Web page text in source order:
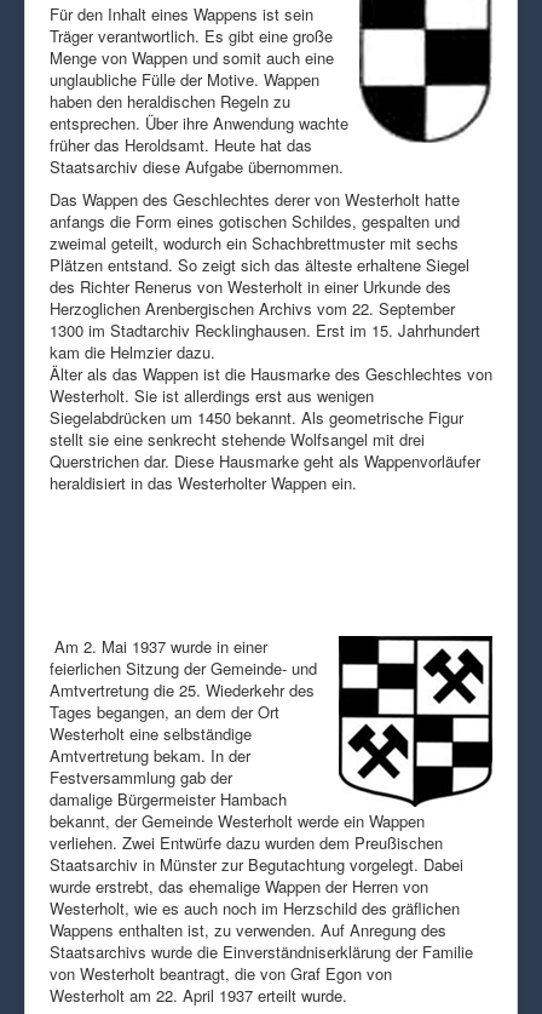
Für den Inhalt eines Wappens ist sein
Träger verantwortlich. Es gibt eine große
Menge von Wappen und somit auch eine
unglaubliche Fülle der Motive. Wappen
haben den heraldischen Regeln zu
entsprechen. Über ihre Anwendung wachte
früher das Heroldsamt. Heute hat das
Staatsarchiv diese Aufgabe übernommen.
Das Wappen des Geschlechtes derer von Westerholt hatte
anfangs die Form eines gotischen Schildes, gespalten und
zweimal geteilt, wodurch ein Schachbrettmuster mit sechs
Plätzen entstand. So zeigt sich das älteste erhaltene Siegel
des Richter Renerus von Westerholt in einer Urkunde des
Herzoglichen Arenbergischen Archivs vom 22. September
1300 im Stadtarchiv Recklinghausen. Erst im 15. Jahrhundert
kam die Helmzier dazu.
Älter als das Wappen ist die Hausmarke des Geschlechtes von
Westerholt. Sie ist allerdings erst aus wenigen
Siegelabdrücken um 1450 bekannt. Als geometrische Figur
stellt sie eine senkrecht stehende Wolfsangel mit drei
Querstrichen dar. Diese Hausmarke geht als Wappenvorläufer
heraldisiert in das Westerholter Wappen ein.
Am 2. Mai 1937 wurde in einer
feierlichen Sitzung der Gemeinde- und
Amtvertretung die 25. Wiederkehr des
Tages begangen, an dem der Ort
Westerholt eine selbständige
Amtvertretung bekam. In der
Festversammlung gab der
damalige Bürgermeister Hambach
bekannt, der Gemeinde Westerholt werde ein Wappen
verliehen. Zwei Entwürfe dazu wurden dem Preußischen
Staatsarchiv in Münster zur Begutachtung vorgelegt. Dabei
wurde erstrebt, das ehemalige Wappen der Herren von
Westerholt, wie es auch noch im Herzschild des gräflichen
Wappens enthalten ist, zu verwenden. Auf Anregung des
Staatsarchivs wurde die Einverständniserklärung der Familie
von Westerholt beantragt, die von Graf Egon von
Westerholt am 22. April 1937 erteilt wurde.